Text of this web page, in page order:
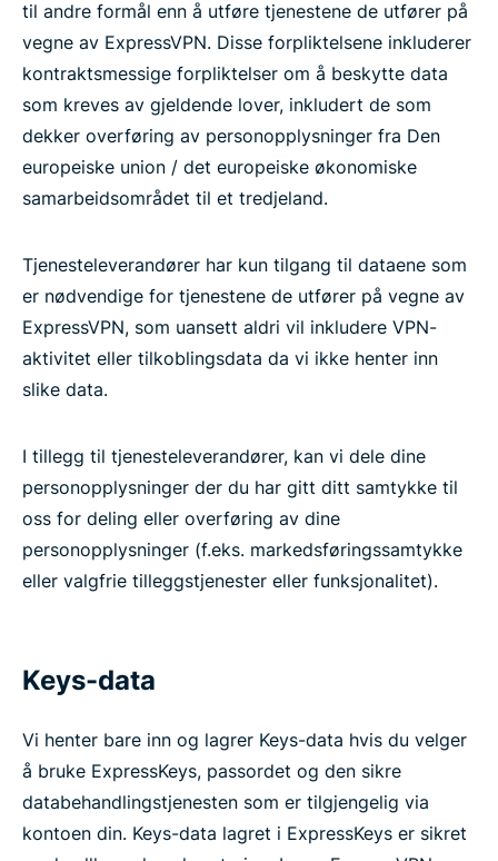
til andre formål enn å utføre tjenestene de utfører på
vegne av ExpressVPN. Disse forpliktelsene inkluderer
kontraktsmessige forpliktelser om å beskytte data
som kreves av gjeldende lover, inkludert de som
dekker overføring av personopplysninger fra Den
europeiske union / det europeiske økonomiske
samarbeidsområdet til et tredjeland.
Tjenesteleverandører har kun tilgang til dataene som
er nødvendige for tjenestene de utfører på vegne av
ExpressVPN, som uansett aldri vil inkludere VPN-
aktivitet eller tilkoblingsdata da vi ikke henter inn
slike data.
I tillegg til tjenesteleverandører, kan vi dele dine
personopplysninger der du har gitt ditt samtykke til
oss for deling eller overføring av dine
personopplysninger (f.eks. markedsføringssamtykke
eller valgfrie tilleggstjenester eller funksjonalitet).
Keys-data
Vi henter bare inn og lagrer Keys-data hvis du velger
å bruke ExpressKeys, passordet og den sikre
databehandlingstjenesten som er tilgjengelig via
kontoen din. Keys-data lagret i ExpressKeys er sikret